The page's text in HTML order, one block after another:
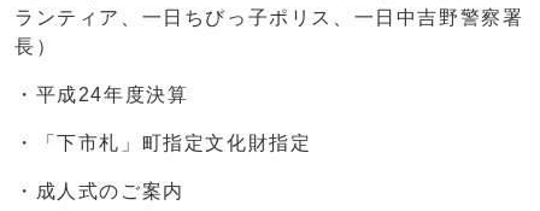
ランティア、一日ちびっ子ポリス、一日中吉野警察署
長）
・平成24年度決算
・「下市札」町指定文化財指定
・成人式のご案内